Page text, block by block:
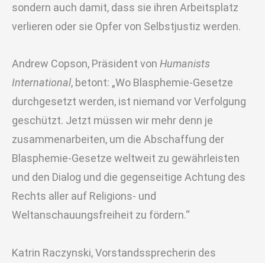
sondern auch damit, dass sie ihren Arbeitsplatz
verlieren oder sie Opfer von Selbstjustiz werden.
Andrew Copson, Präsident von Humanists
International, betont: „Wo Blasphemie-Gesetze
durchgesetzt werden, ist niemand vor Verfolgung
geschützt. Jetzt müssen wir mehr denn je
zusammenarbeiten, um die Abschaffung der
Blasphemie-Gesetze weltweit zu gewährleisten
und den Dialog und die gegenseitige Achtung des
Rechts aller auf Religions- und
Weltanschauungsfreiheit zu fördern.“
Katrin Raczynski, Vorstandssprecherin des